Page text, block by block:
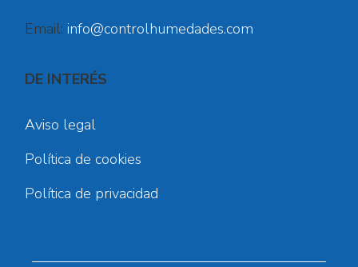
Email: info@controlhumedades.com
DE INTERÉS
Aviso legal
Política de cookies
Política de privacidad